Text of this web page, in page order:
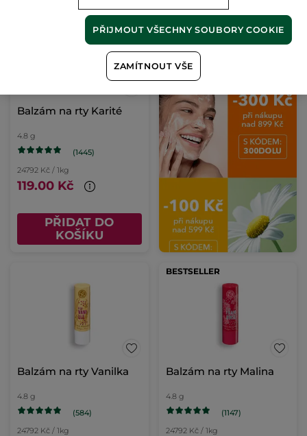
Balzám na rty Karité
4.8 g
(1445)
24792 Kč / 1kg
119.00 Kč
PŘIDAT DO
KOŠÍKU
Balzám na rty Vanilka
4.8 g
(584)
24792 Kč / 1kg
BESTSELLER
Balzám na rty Malina
4.8 g
(1147)
24792 Kč / 1kg
ZAMÍTNOUT VŠE
PŘIJMOUT VŠECHNY SOUBORY COOKIE